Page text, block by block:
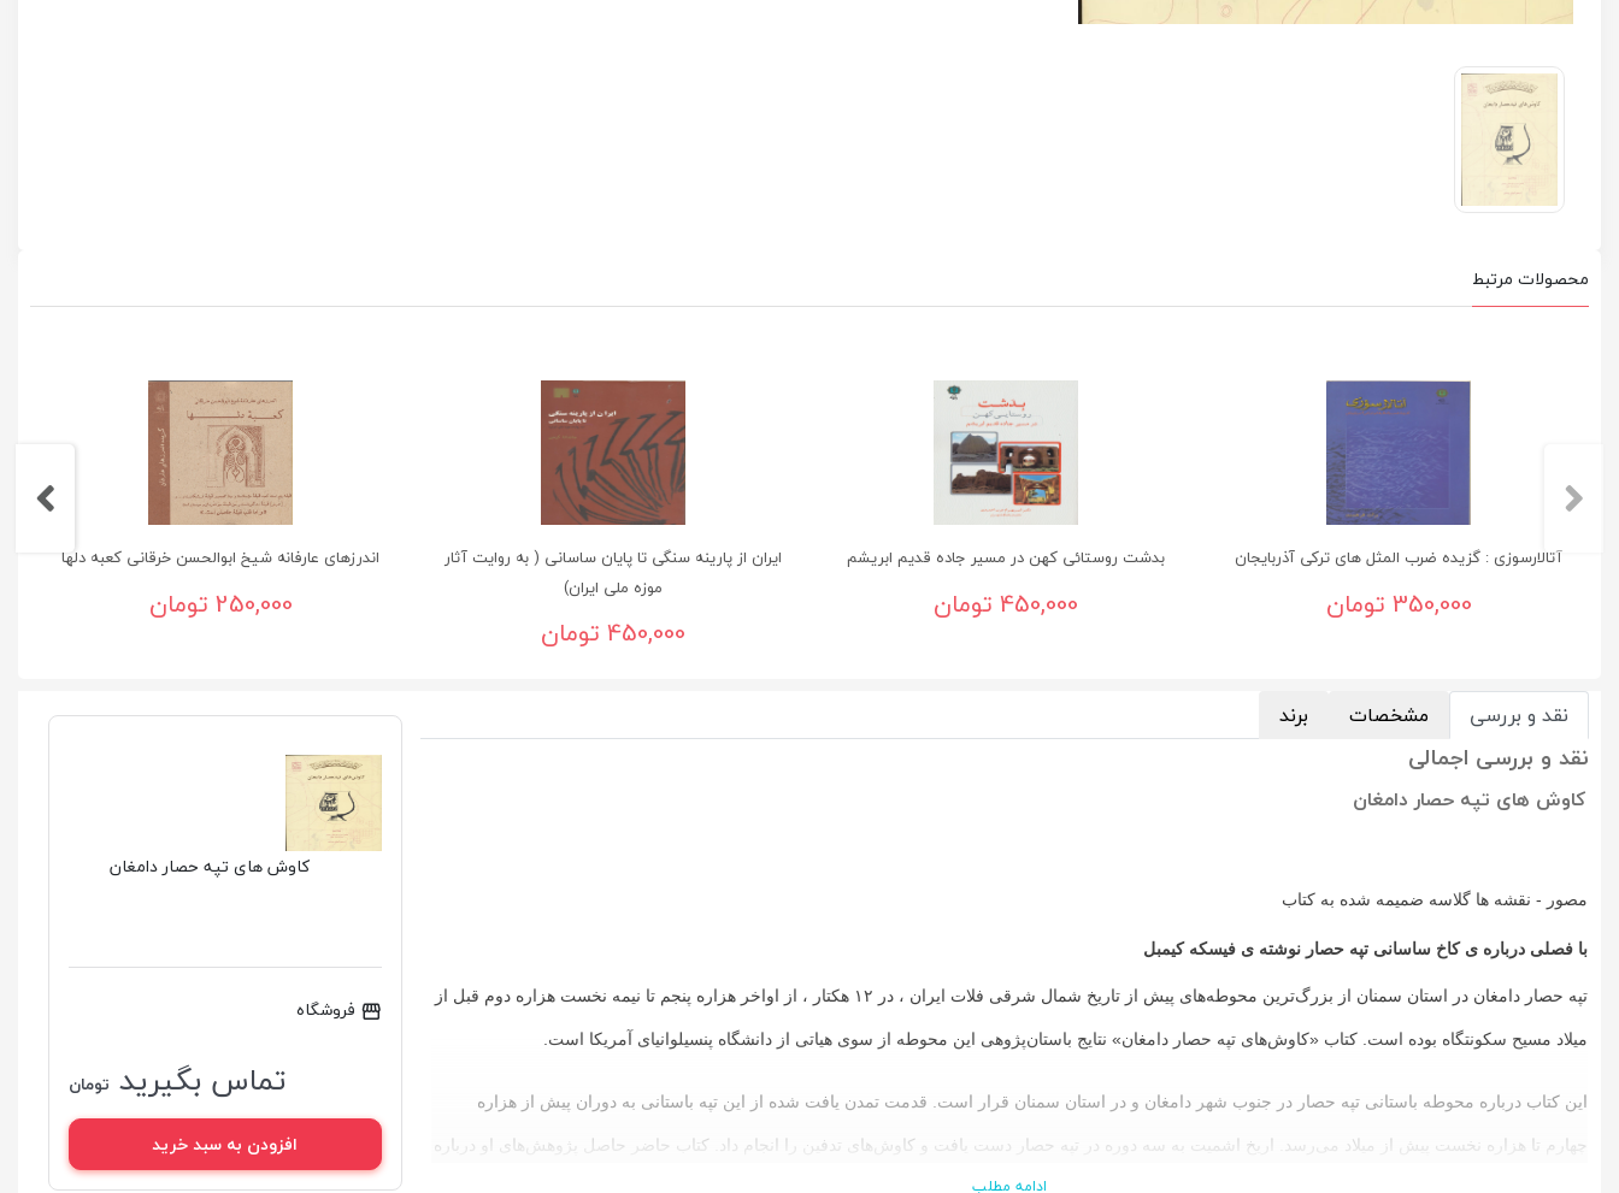
محصولات مرتبط
آتالارسوزی : گزیده ضرب المثل های ترکی آذربایجان
350,000 تومان
بدشت روستائی کهن در مسیر جاده قدیم ابریشم
450,000 تومان
ایران از پارینه سنگی تا پایان ساسانی ( به روایت آثار
موزه ملی ایران)
450,000 تومان
اندرزهای عارفانه شیخ ابوالحسن خرقانی کعبه دلها
250,000 تومان
نقد و بررسی مشخصات برند
نقد و بررسی اجمالی
کاوش های تپه حصار دامغان
مصور - نقشه ها گلاسه ضمیمه شده به کتاب
با فصلی درباره ی کاخ ساسانی تپه حصار نوشته ی فیسکه کیمبل
تپه حصار دامغان در استان سمنان از بزرگ‌ترین محوطه‌های پیش از تاریخ شمال شرقی فلات ایران ، در ۱۲ هکتار ، از اواخر هزاره پنجم تا نیمه نخست هزاره دوم قبل از
میلاد مسیح سکونتگاه بوده است. کتاب «کاوش‌های تپه حصار دامغان» نتایج باستان‌پژوهی این محوطه از سوی هیاتی از دانشگاه پنسیلوانیای آمریکا است.
این کتاب درباره محوطه باستانی تپه حصار در جنوب شهر دامغان و در استان سمنان قرار است. قدمت تمدن یافت شده از این تپه باستانی به دوران پیش از هزاره
چهارم تا هزاره نخست پیش از میلاد می‌رسد. اریخ اشمیت به سه دوره در تپه حصار دست یافت و کاوش‌های تدفین را انجام داد. کتاب حاضر حاصل پژوهش‌های او درباره
ادامه مطلب
کاوش های تپه حصار دامغان
فروشگاه
تماس بگیرید تومان
افزودن به سبد خرید